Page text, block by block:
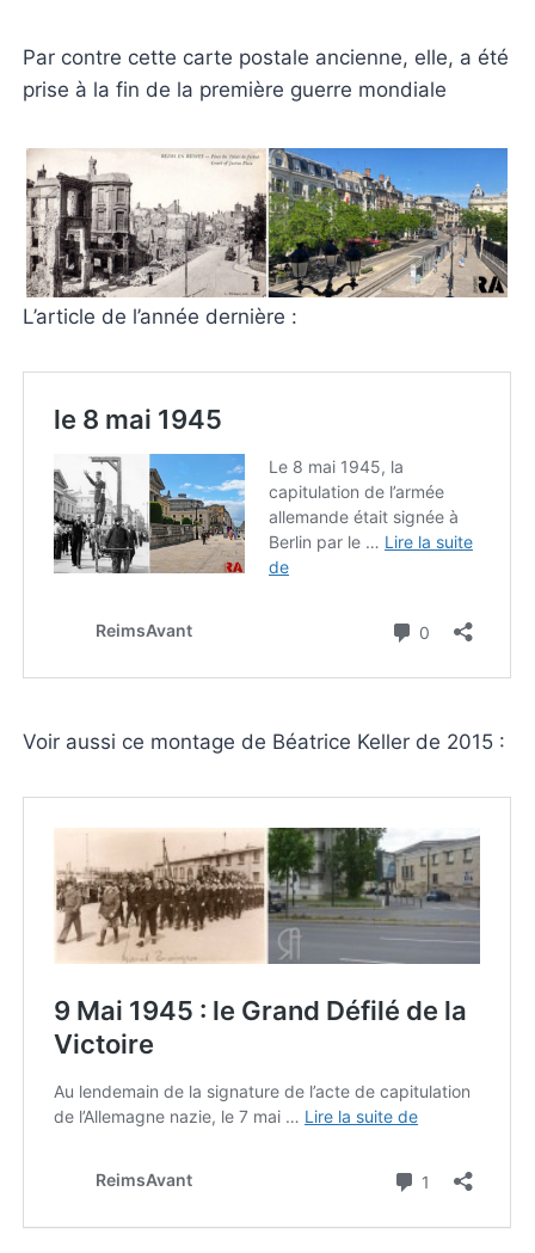
Par contre cette carte postale ancienne, elle, a été
prise à la fin de la première guerre mondiale
L’article de l’année dernière :
Voir aussi ce montage de Béatrice Keller de 2015 :